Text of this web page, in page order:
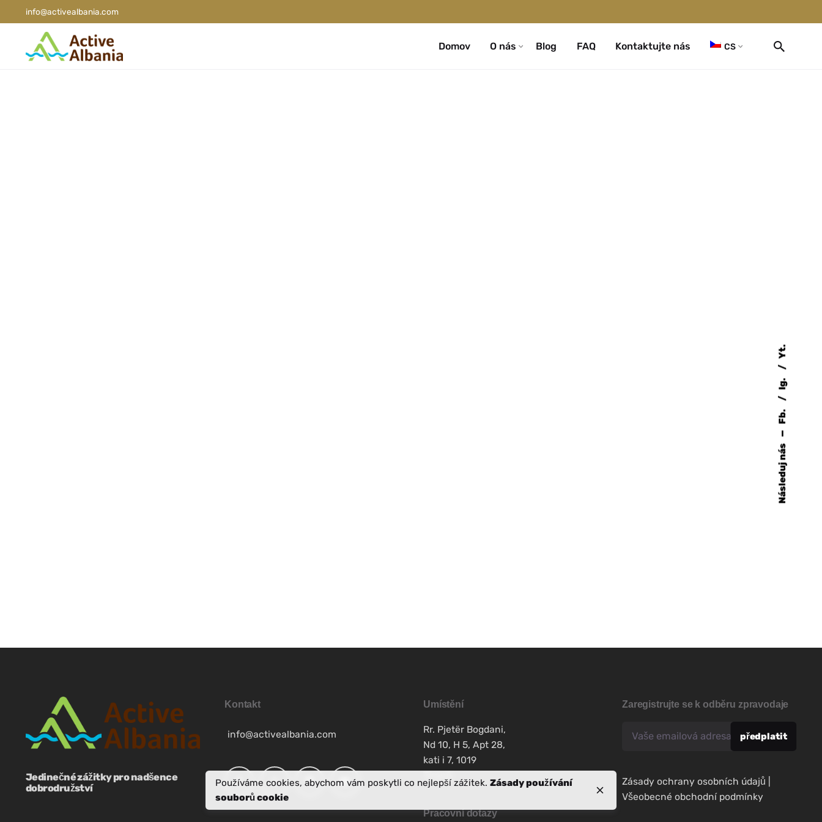
Následuj nás
—
Fb.
Ig.
Yt.
info@activealbania.com
Domov O nás Blog FAQ Kontaktujte nás CS
ES
SV
FR
EN
Jedinečné zážitky pro nadšence
dobrodružství
Kontakt
info@activealbania.com
Umístění
Rr. Pjetër Bogdani,
Nd 10, H 5, Apt 28,
kati i 7, 1019
Pracovní dotazy
Zaregistrujte se k odběru zpravodaje
Zásady ochrany osobních údajů
Všeobecné obchodní podmínky
Používáme cookies, abychom vám poskytli co nejlepší zážitek. Zásady používání
souborů cookie